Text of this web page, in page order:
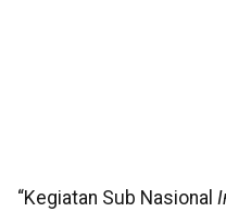
“Kegiatan Sub Nasional